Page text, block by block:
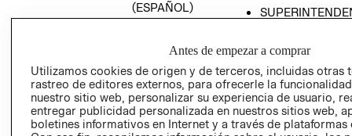
(ESPAÑOL)
TRANSPARENCIA
PETICIONES
QUEJAS Y
RECLAMOS
Antes de empezar a comprar
Utilizamos cookies de origen y de terceros, incluidas otras
rastreo de editores externos, para ofrecerle la
nuestro sitio web, personalizar su experiencia de usuario,
entregar publicidad personalizada en nuestros sitios web,
boletines informativos en Internet y a través de plataformas